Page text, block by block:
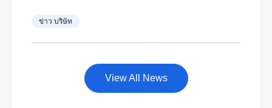
of Life” พร้อมเป็นศูนย์กลาง
พัฒนาองค์ความรู้ด้าน
บริการหลังการขายของไทย
ข่าว บริษัท
View All News